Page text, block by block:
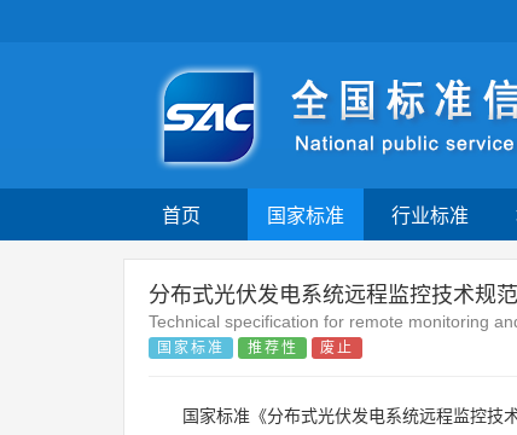
首页 国家标准 行业标准
分布式光伏发电系统远程监控技术规范
Technical specification for remote monitoring
国家标准 推荐性 废止
国家标准《分布式光伏发电系统远程监控技